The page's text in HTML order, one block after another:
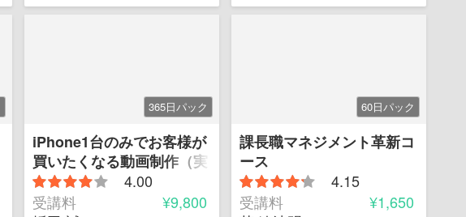
365日パック
iPhone1台のみでお客様が
買いたくなる動画制作（実
習形式）
4.00
受講料
¥9,800
60日パック
課長職マネジメント革新コ
ース
4.15
受講料
¥1,650